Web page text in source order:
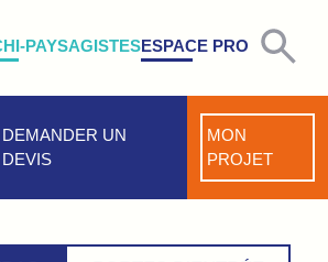
PAYSAGISTESESPACE PRO
DEMANDER UN
DEVIS
MON
PROJET